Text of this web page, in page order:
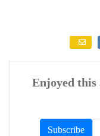
Enjoyed